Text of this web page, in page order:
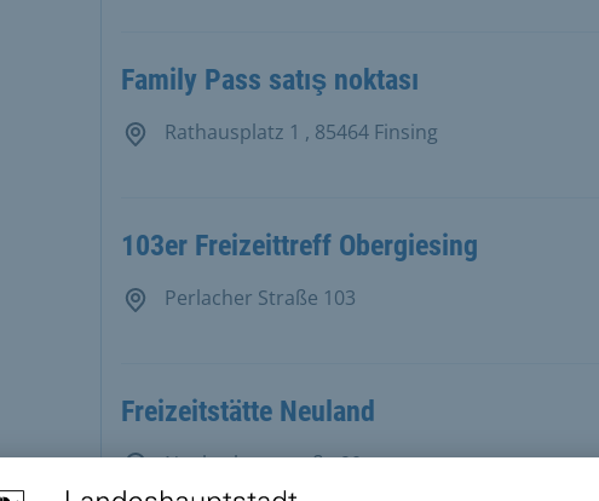
Family Pass satış noktası
Rathausplatz 1 , 85464 Finsing
103er Freizeittreff Obergiesing
Perlacher Straße 103
Freizeitstätte Neuland
Neuherbergstraße 90